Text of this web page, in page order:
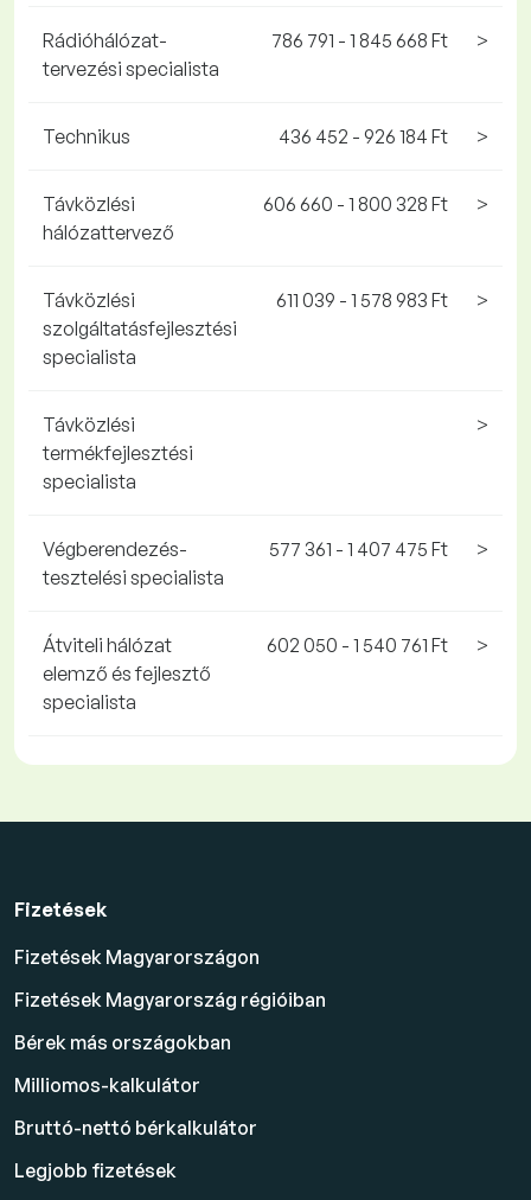
Rádióhálózat-
tervezési specialista
786 791 - 1 845 668 Ft >
Technikus 436 452 - 926 184 Ft >
Távközlési
hálózattervező
606 660 - 1 800 328 Ft >
Távközlési
szolgáltatásfejlesztési
specialista
611 039 - 1 578 983 Ft >
Távközlési
termékfejlesztési
specialista
>
Végberendezés-
tesztelési specialista
577 361 - 1 407 475 Ft >
Átviteli hálózat
elemző és fejlesztő
specialista
602 050 - 1 540 761 Ft >
Fizetések
Fizetések Magyarországon
Fizetések Magyarország régióiban
Bérek más országokban
Milliomos-kalkulátor
Bruttó-nettó bérkalkulátor
Legjobb fizetések